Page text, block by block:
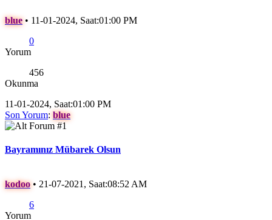
blue • 11-01-2024, Saat:01:00 PM
0
Yorum
456
Okunma
11-01-2024, Saat:01:00 PM
Son Yorum:blue
Bayramınız Mübarek Olsun
kodoo • 21-07-2021, Saat:08:52 AM
6
Yorum